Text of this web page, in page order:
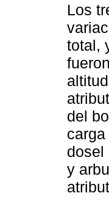
Los
total,
del
dosel
y